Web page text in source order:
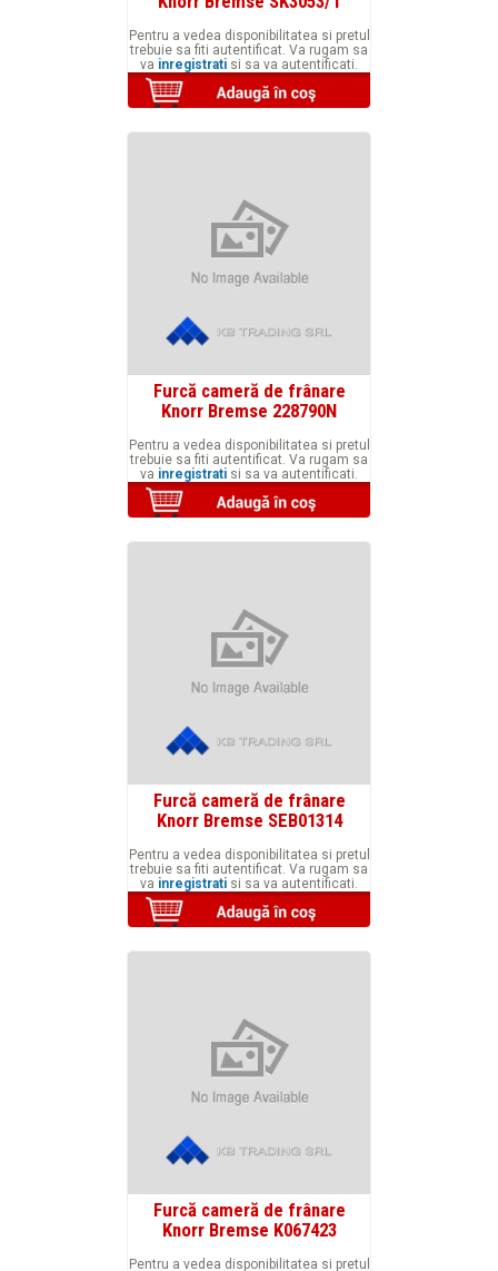
Pentru a vedea disponibilitatea si pretul
trebuie sa fiti autentificat. Va rugam sa
va inregistrati si sa va autentificati.
Furcă cameră de frânare
Knorr Bremse 228790N
Pentru a vedea disponibilitatea si pretul
trebuie sa fiti autentificat. Va rugam sa
va inregistrati si sa va autentificati.
Furcă cameră de frânare
Knorr Bremse SEB01314
Pentru a vedea disponibilitatea si pretul
trebuie sa fiti autentificat. Va rugam sa
va inregistrati si sa va autentificati.
Furcă cameră de frânare
Knorr Bremse K067423
Pentru a vedea disponibilitatea si pretul